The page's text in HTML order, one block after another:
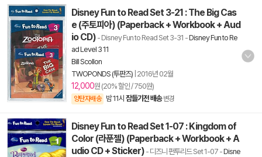
Disney Fun to Read Set 3-21 : The Big Cas
e (주토피아) (Paperback + Workbook + Aud
io CD) - Disney Fun to Read Set 3-31 -Disney Fun to Re
ad Level 3 11
Bill Scollon
TWOPONDS (투판즈) 2016년 02월
12,000원 (20% 할인 / 750원)
양탄자배송 밤 11시 잠들기전 배송 변경
Disney Fun to Read Set 1-07 : Kingdom of
Color (라푼젤) (Paperback + Workbook + A
udio CD + Sticker) - 디즈니 펀투리드 Set 1-07 -Disne